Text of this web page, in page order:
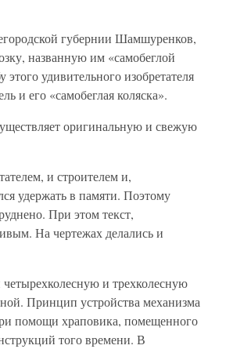
губернии Шамшуренков,
названную им «самобеглой
удивительного изобретателя
и его «самобеглая коляска».
оригинальную и свежую
и строителем и,
удержать в памяти. Поэтому
При этом текст,
На чертежах делались и
и трехколесную
Принцип устройства механизма
помощи храповика, помещенного
того времени. В